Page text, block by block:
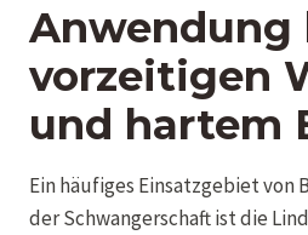
Anwendung
vorzeitigen
und hartem
Ein häufiges Einsatzgebiet von
der Schwangerschaft ist die